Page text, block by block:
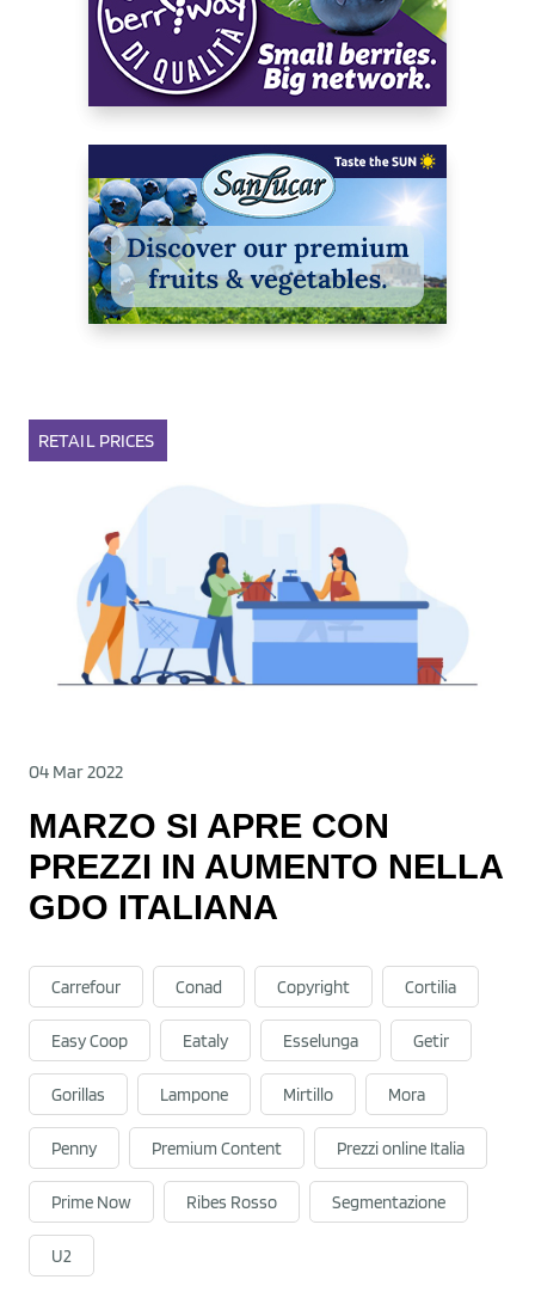
RETAIL PRICES
04 Mar 2022
MARZO SI APRE CON
PREZZI IN AUMENTO NELLA
GDO ITALIANA
Carrefour Conad Copyright Cortilia
Easy Coop Eataly Esselunga Getir
Gorillas Lampone Mirtillo Mora
Penny Premium Content Prezzi online Italia
Prime Now Ribes Rosso Segmentazione
U2